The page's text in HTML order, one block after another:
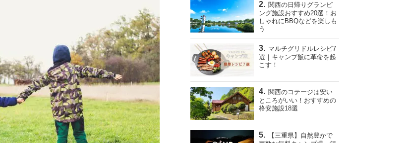
関西の日帰りグランピ
ング施設おすすめ20選！お
しゃれにBBQなどを楽しも
う
マルチグリドルレシピ7
選｜キャンプ飯に革命を起
こす！
関西のコテージは安い
ところがいい！おすすめの
格安施設18選
【三重県】自然豊かで